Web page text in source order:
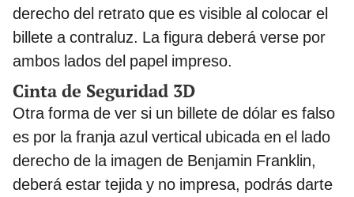
derecho del retrato que es visible al colocar el
billete a contraluz. La figura deberá verse por
ambos lados del papel impreso.
Cinta de Seguridad 3D
Otra forma de ver si un billete de dólar es falso
es por la franja azul vertical ubicada en el lado
derecho de la imagen de Benjamin Franklin,
deberá estar tejida y no impresa, podrás darte